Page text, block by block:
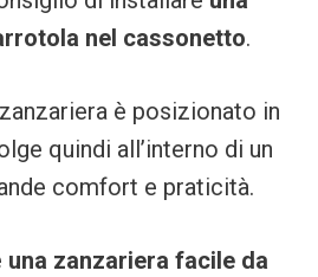
nel cassonetto.
è posizionato in
quindi all’interno di un
comfort e praticità.
una zanzariera facile da